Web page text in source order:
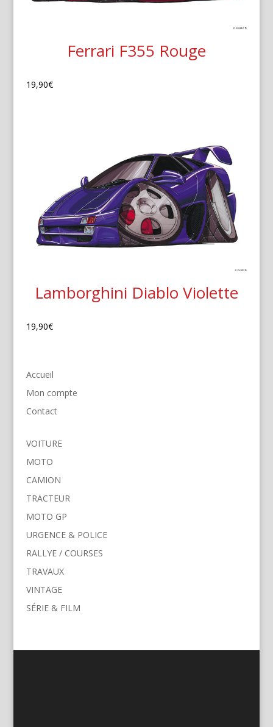
Ferrari F355 Rouge
19,90€
Lamborghini Diablo Violette
19,90€
Accueil
Mon compte
Contact
VOITURE
MOTO
CAMION
TRACTEUR
MOTO GP
URGENCE & POLICE
RALLYE / COURSES
TRAVAUX
VINTAGE
SÉRIE & FILM